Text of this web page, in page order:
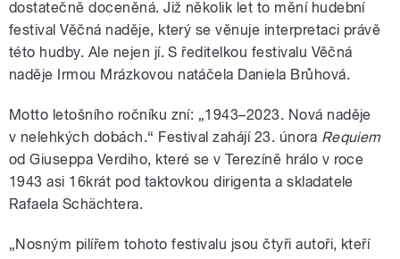
dostatečně doceněná. Již několik let to mění hudební
festival Věčná naděje, který se věnuje interpretaci právě
této hudby. Ale nejen jí. S ředitelkou festivalu Věčná
naděje Irmou Mrázkovou natáčela Daniela Brůhová.
Motto letošního ročníku zní: „1943–2023. Nová naděje
v nelehkých dobách.“ Festival zahájí 23. února Requiem
od Giuseppa Verdiho, které se v Terezíně hrálo v roce
1943 asi 16krát pod taktovkou dirigenta a skladatele
Rafaela Schächtera.
„Nosným pilířem tohoto festivalu jsou čtyři autoři, kteří